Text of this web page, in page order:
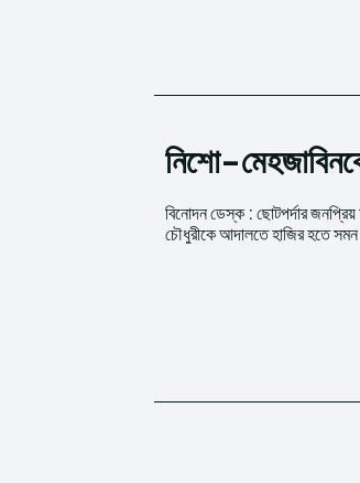
নিশো-
বিনোদন ডেস্ক : ছোটপর্দার
চৌধুরীকে আদালতে হাজির হতে সমন